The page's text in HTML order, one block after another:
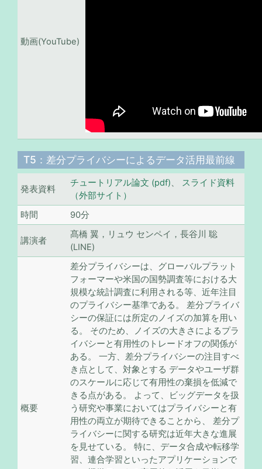
動画(YouTube)
T5：差分プライバシーによるデータ活用最前線
発表資料
チュートリアル論文 (pdf)、 スライド資料
（外部サイト）
時間
90分
講演者
髙橋 翼，リュウ センペイ，長谷川 聡
(LINE)
概要
差分プライバシーは、グローバルプラット
フォーマーや米国の国勢調査等における大
規模な統計調査に利用される等、近年注目
のプライバシー基準である。 差分プライバ
シーの保証には所定のノイズの加算を用い
る。 そのため、ノイズの大きさによるプラ
イバシーと有用性のトレードオフの関係が
ある。 一方、差分プライバシーの注目すべ
き点として、対象とする データやユーザ群
のスケールに応じて有用性の棄損を低減で
きる点がある。 よって、ビッグデータを扱
う研究や事業においてはプライバシーと有
用性の両立が期待できることから、 差分プ
ライバシーに関する研究は近年大きな進展
を見せている。 特に、データ合成や転移学
習、連合学習といったアプリケーションで